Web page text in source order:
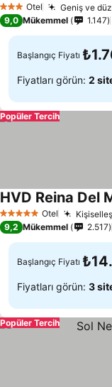
3 YıldızOtel Geniş ve
9,0 Mükemmel 1.147
Başlangıç Fiyatı
Fiyatları görün: 2
Popüler Tercih
5 Yıldız Otel
HVD Reina Del
9,2 Mükemmel 2.517
Başlangıç Fiyatı
Fiyatları görün: 3
Popüler Tercih